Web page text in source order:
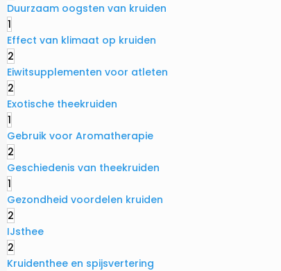
Duurzaam oogsten van kruiden
1
Effect van klimaat op kruiden
2
Eiwitsupplementen voor atleten
2
Exotische theekruiden
1
Gebruik voor Aromatherapie
2
Geschiedenis van theekruiden
1
Gezondheid voordelen kruiden
2
IJsthee
2
Kruidenthee en spijsvertering